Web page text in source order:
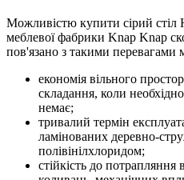
Можливістю купити сірий стіл
меблевої фабрики Knap Knap
пов'язано з такими перевагами
економія вільного
складання, коли
немає;
тривалий термін
ламінованих деревно-
полівінілхлоридом;
стійкість до